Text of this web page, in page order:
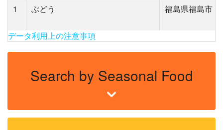
1
ぶどう 福島県福島市
データ利用上の注意事項
Search by Seasonal Food